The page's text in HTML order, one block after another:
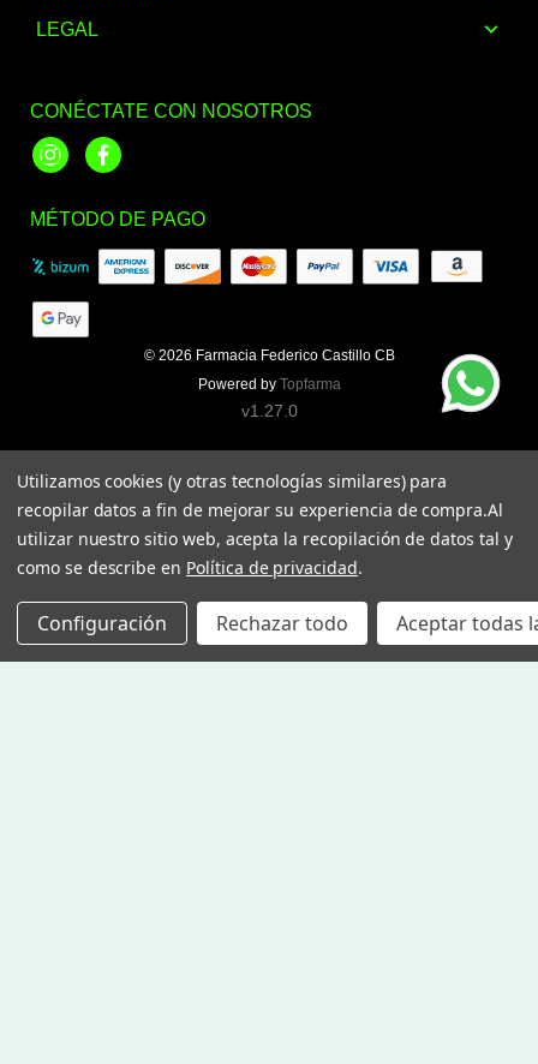
LEGAL
CONÉCTATE CON NOSOTROS
InstagramFacebook
MÉTODO DE PAGO
© 2026 Farmacia Federico Castillo CB
Powered by Topfarma
v1.27.0
Utilizamos cookies (y otras tecnologías similares) para
recopilar datos a fin de mejorar su experiencia de compra.Al
utilizar nuestro sitio web, acepta la recopilación de datos tal y
como se describe en Política de privacidad.
Configuración Rechazar todo Aceptar todas